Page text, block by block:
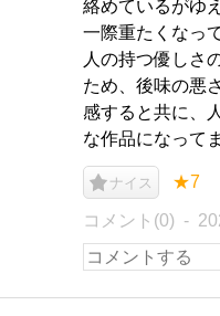
絡めているがゆ
一際重たくなっ
人の持つ優しさ
ため、後味の悪
感すると共に、
な作品になって
ナイス ★7
コメント(0)